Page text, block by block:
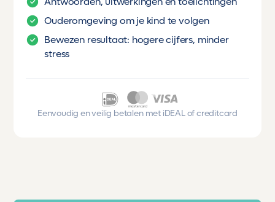
Als je bij het maken van je proefwerk
rekening houdt met deze punten, dan haal
je zeker een beter resultaat!
Ouderomgeving om je kind te volgen
Bewezen resultaat: hogere cijfers, minder
stress
Eenvoudig en veilig betalen met iDEAL of creditcard